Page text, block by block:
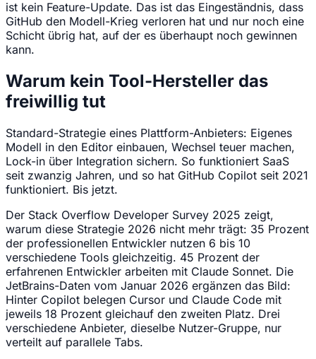
ist kein Feature-Update. Das ist das Eingeständnis, dass
GitHub den Modell-Krieg verloren hat und nur noch eine
Schicht übrig hat, auf der es überhaupt noch gewinnen
kann.
Warum kein Tool-Hersteller das
freiwillig tut
Standard-Strategie eines Plattform-Anbieters: Eigenes
Modell in den Editor einbauen, Wechsel teuer machen,
Lock-in über Integration sichern. So funktioniert SaaS
seit zwanzig Jahren, und so hat GitHub Copilot seit 2021
funktioniert. Bis jetzt.
Der Stack Overflow Developer Survey 2025 zeigt,
warum diese Strategie 2026 nicht mehr trägt: 35 Prozent
der professionellen Entwickler nutzen 6 bis 10
verschiedene Tools gleichzeitig. 45 Prozent der
erfahrenen Entwickler arbeiten mit Claude Sonnet. Die
JetBrains-Daten vom Januar 2026 ergänzen das Bild:
Hinter Copilot belegen Cursor und Claude Code mit
jeweils 18 Prozent gleichauf den zweiten Platz. Drei
verschiedene Anbieter, dieselbe Nutzer-Gruppe, nur
verteilt auf parallele Tabs.